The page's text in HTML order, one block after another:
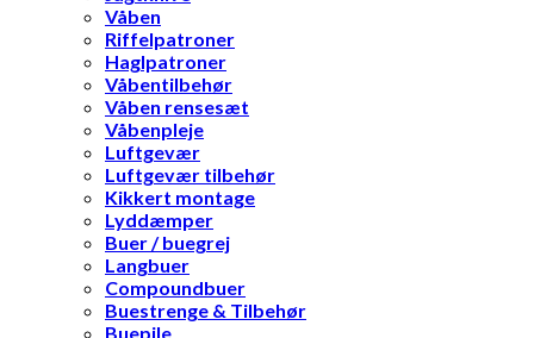
Våben
Riffelpatroner
Haglpatroner
Våbentilbehør
Våben rensesæt
Våbenpleje
Luftgevær
Luftgevær tilbehør
Kikkert montage
Lyddæmper
Buer / buegrej
Langbuer
Compoundbuer
Buestrenge & Tilbehør
Buepile